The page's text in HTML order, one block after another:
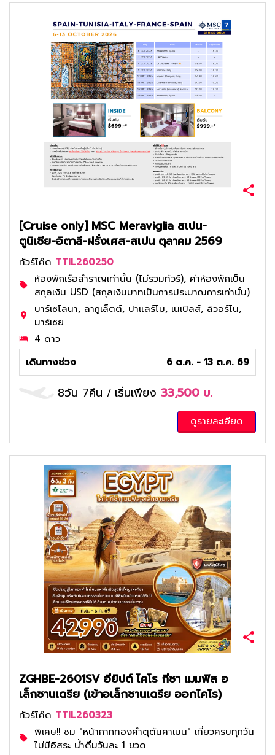
[Cruise only] MSC Meraviglia สเปน-
ตูนิเซีย-อิตาลี-ฝรั่งเศส-สเปน ตุลาคม 2569
ทัวร์โค๊ด TTIL260250
ห้องพักเรือสำราญเท่านั้น (ไม่รวมทัวร์), ค่าห้องพักเป็น
สกุลเงิน USD (สกุลเงินบาทเป็นการประมาณการเท่านั้น)
บาร์เซโลนา, ลากูเล็ตต์, ปาแลร์โม, เนเปิลส์, ลิวอร์โน,
มาร์เซย
4 ดาว
เดินทางช่วง
6 ต.ค. - 13 ต.ค. 69
8วัน 7คืน / เริ่มเพียง 33,500 บ.
ดูรายละเอียด
ZGHBE-2601SV อียิปต์ ไคโร กีซา เมมฟิส อ
เล็กซานเดรีย (เข้าอเล็กซานเดรีย ออกไคโร)
ทัวร์โค๊ด TTIL260323
พิเศษ!! ชม "หน้ากากทองคำตุตันคาเมน" เที่ยวครบทุกวัน
ไม่มีอิสระ น้ำดื่มวันละ 1 ขวด